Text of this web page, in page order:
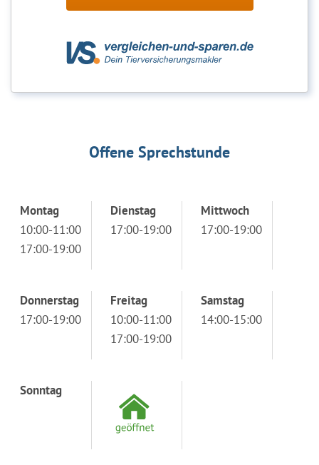
Offene Sprechstunde
Montag
10:00-11:00
17:00-19:00
Dienstag
17:00-19:00
Mittwoch
17:00-19:00
Donnerstag
17:00-19:00
Freitag
10:00-11:00
17:00-19:00
Samstag
14:00-15:00
Sonntag